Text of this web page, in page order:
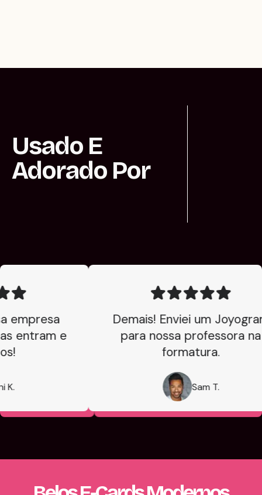
Usado E
Adorado Por
entram e
Demais! Enviei um Joyogram
para nossa professora na
formatura.
Sam T.